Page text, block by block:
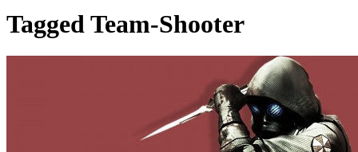
Tagged Team-Shooter